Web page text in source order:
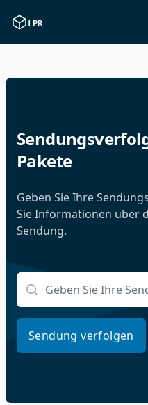
LPR
Pakete
Geben Sie Ihre
Sie Informationen über
Sendung.
Sendungsnummer
Sendung verfolgen